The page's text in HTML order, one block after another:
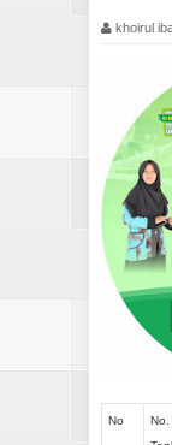
khoirul
No
No.